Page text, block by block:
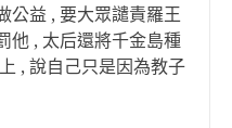
公益 , 要大眾譴責羅王
他 , 太后還將千金島種
, 說自己只是因為教子